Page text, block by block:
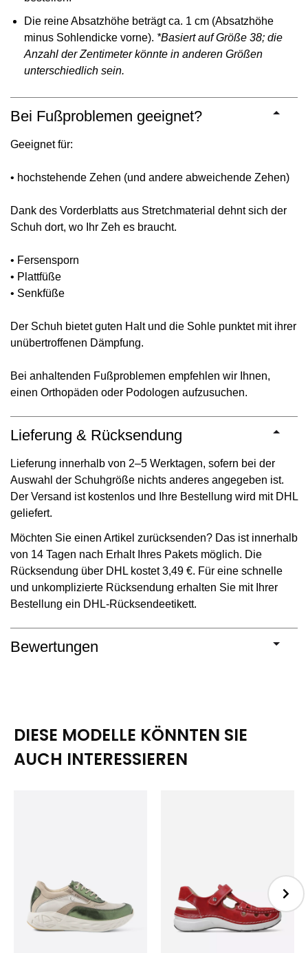
Die reine Absatzhöhe beträgt ca. 1 cm (Absatzhöhe
minus Sohlendicke vorne). *Basiert auf Größe 38; die
Anzahl der Zentimeter könnte in anderen Größen
unterschiedlich sein.
Bei Fußproblemen geeignet?
Geeignet für:
• hochstehende Zehen (und andere abweichende Zehen)
Dank des Vorderblatts aus Stretchmaterial dehnt sich der
Schuh dort, wo Ihr Zeh es braucht.
• Fersensporn
• Plattfüße
• Senkfüße
Der Schuh bietet guten Halt und die Sohle punktet mit ihrer
unübertroffenen Dämpfung.
Bei anhaltenden Fußproblemen empfehlen wir Ihnen,
einen Orthopäden oder Podologen aufzusuchen.
Lieferung & Rücksendung
Lieferung innerhalb von 2–5 Werktagen, sofern bei der
Auswahl der Schuhgröße nichts anderes angegeben ist.
Der Versand ist kostenlos und Ihre Bestellung wird mit DHL
geliefert.
Möchten Sie einen Artikel zurücksenden? Das ist innerhalb
von 14 Tagen nach Erhalt Ihres Pakets möglich. Die
Rücksendung über DHL kostet 3,49 €. Für eine schnelle
und unkomplizierte Rücksendung erhalten Sie mit Ihrer
Bestellung ein DHL-Rücksendeetikett.
Bewertungen
DIESE MODELLE KÖNNTEN SIE
AUCH INTERESSIEREN